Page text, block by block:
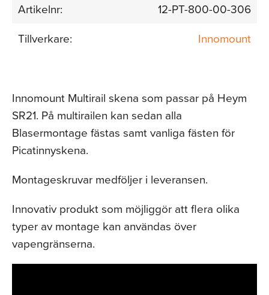
Artikelnr:
12-PT-800-00-306
Tillverkare:
Innomount
Innomount Multirail skena som passar på Heym
SR21. På multirailen kan sedan alla
Blasermontage fästas samt vanliga fästen för
Picatinnyskena.
Montageskruvar medföljer i leveransen.
Innovativ produkt som möjliggör att flera olika
typer av montage kan användas över
vapengränserna.